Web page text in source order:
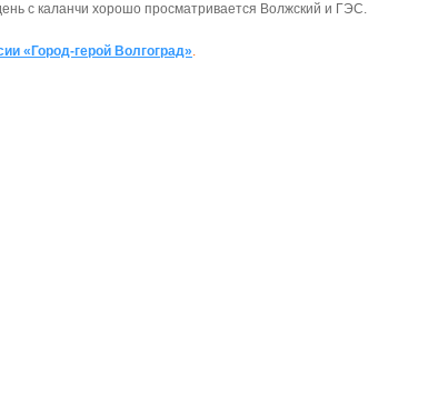
с каланчи хорошо просматривается Волжский и ГЭС.
«Город-герой Волгоград».